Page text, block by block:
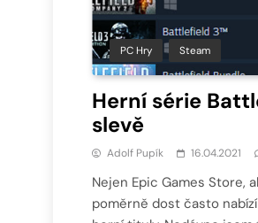
PC Hry Steam
Herní série
slevě
Adolf Pupík 16.04.2021
Nejen Epic Games Store,
poměrně dost často